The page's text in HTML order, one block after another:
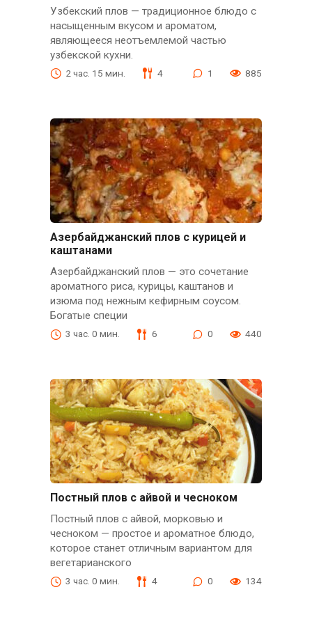
Узбекский плов — традиционное блюдо с
насыщенным вкусом и ароматом,
являющееся неотъемлемой частью
узбекской кухни.
2 час. 15 мин. 4 1 885
Азербайджанский плов с курицей и
каштанами
Азербайджанский плов — это сочетание
ароматного риса, курицы, каштанов и
изюма под нежным кефирным соусом.
Богатые специи
3 час. 0 мин. 6 0 440
Постный плов с айвой и чесноком
Постный плов с айвой, морковью и
чесноком — простое и ароматное блюдо,
которое станет отличным вариантом для
вегетарианского
3 час. 0 мин. 4 0 134